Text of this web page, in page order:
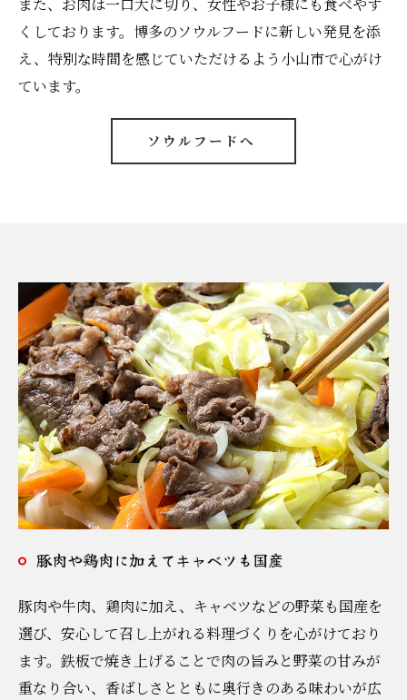
また、お肉は一口大に切り、女性やお子様にも食べやす
くしております。博多のソウルフードに新しい発見を添
え、特別な時間を感じていただけるよう小山市で心がけ
ています。
ソウルフードへ
豚肉や鶏肉に加えてキャベツも国産
豚肉や牛肉、鶏肉に加え、キャベツなどの野菜も国産を
選び、安心して召し上がれる料理づくりを心がけており
ます。鉄板で焼き上げることで肉の旨みと野菜の甘みが
重なり合い、香ばしさとともに奥行きのある味わいが広